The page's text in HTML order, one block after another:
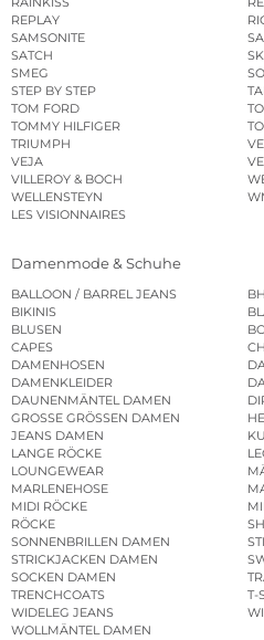
REPLAY
SAMSONITE
SATCH
SMEG
STEP BY STEP
TOM FORD
TOMMY HILFIGER
TRIUMPH
VEJA
VILLEROY & BOCH
WELLENSTEYN
LES VISIONNAIRES
Damenmode & Schuhe
BALLOON / BARREL JEANS
BIKINIS
BLUSEN
CAPES
DAMENHOSEN
DAMENKLEIDER
DAUNENMÄNTEL DAMEN
GROSSE GRÖSSEN DAMEN
JEANS DAMEN
LANGE RÖCKE
LOUNGEWEAR
MARLENEHOSE
MIDI RÖCKE
RÖCKE
SONNENBRILLEN DAMEN
STRICKJACKEN DAMEN
SOCKEN DAMEN
TRENCHCOATS
T-
WIDELEG JEANS
WOLLMÄNTEL DAMEN